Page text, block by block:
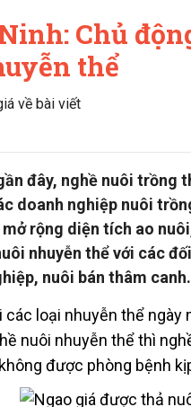
Chủ
thể
về bài viết
đây, nghề nuôi trồng
doanh nghiệp nuôi
rộng diện tích ao
nhuyễn thể với các
nuôi bán thâm canh.
các loại nhuyễn thể ngày
nuôi nhuyễn thể thì
được phòng bệnh